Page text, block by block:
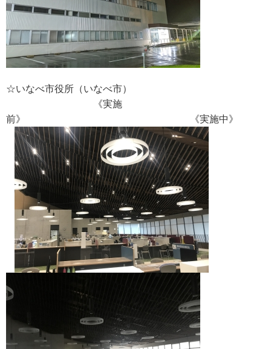
☆いなべ市役所（いなべ市）
《実施
前》 《実施中》